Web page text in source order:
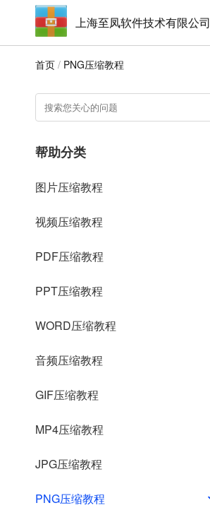
上海至凤软件技术有限公司
首页 / PNG压缩教程
帮助分类
图片压缩教程
视频压缩教程
PDF压缩教程
PPT压缩教程
WORD压缩教程
音频压缩教程
GIF压缩教程
MP4压缩教程
JPG压缩教程
PNG压缩教程